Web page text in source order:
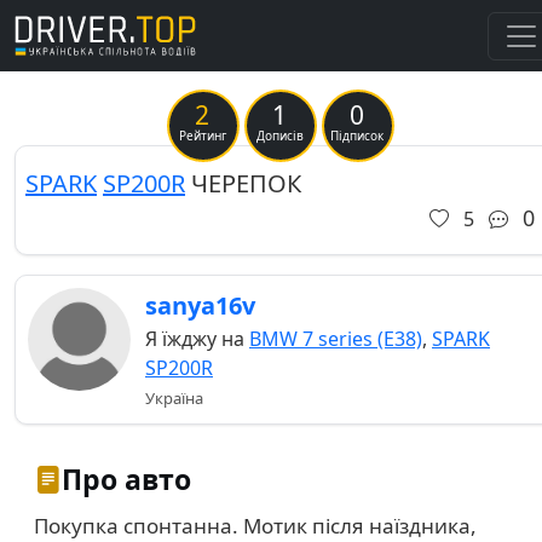
2
Рейтинг
1
Дописів
0
Підписок
SPARK SP200R ЧЕРЕПОК
5 0
sanya16v
Я їжджу на BMW 7 series (E38), SPARK
SP200R
Україна
Про авто
Покупка спонтанна. Мотик після наїздника,